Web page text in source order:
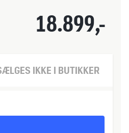
18.899,-
IKKE I BUTIKKER